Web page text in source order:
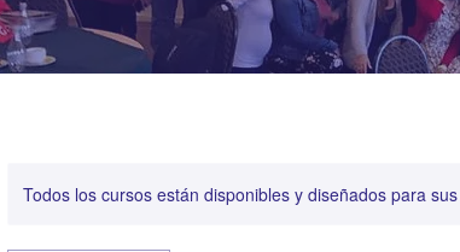
Todos los cursos están disponibles y diseñados para